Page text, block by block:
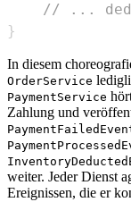
// ...
}
In diesem
OrderService
PaymentService
Zahlung und
weiter. Jeder Dienst
Ereignissen, die er